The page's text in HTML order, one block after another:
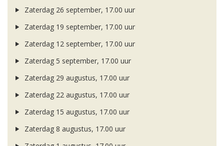
Zaterdag 26 september, 17.00 uur
Zaterdag 19 september, 17.00 uur
Zaterdag 12 september, 17.00 uur
Zaterdag 5 september, 17.00 uur
Zaterdag 29 augustus, 17.00 uur
Zaterdag 22 augustus, 17.00 uur
Zaterdag 15 augustus, 17.00 uur
Zaterdag 8 augustus, 17.00 uur